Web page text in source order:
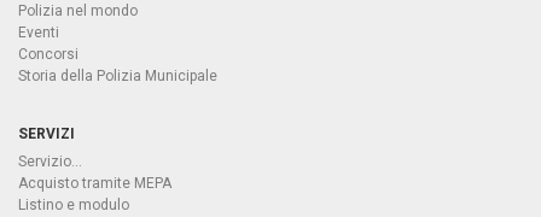
Polizia nel mondo
Eventi
Concorsi
Storia della Polizia Municipale
SERVIZI
Servizio...
Acquisto tramite MEPA
Listino e modulo